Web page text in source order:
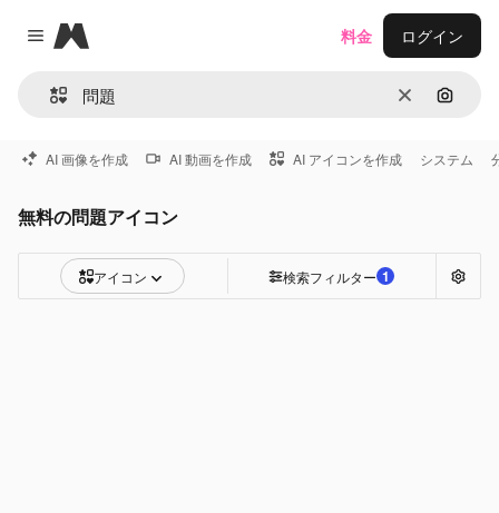
Close menu
Magnific
消去 画像で
料金 ログイン
AI 画像を作成 AI 動画を作成 AI アイコンを作成 システム
無料の問題アイコン
アイコン 検索フィルター 1